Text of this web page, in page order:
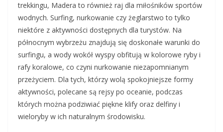
trekkingu, Madera to również raj dla miłośników sportów
wodnych. Surfing, nurkowanie czy żeglarstwo to tylko
niektóre z aktywności dostępnych dla turystów. Na
północnym wybrzeżu znajdują się doskonałe warunki do
surfingu, a wody wokół wyspy obfitują w kolorowe ryby i
rafy koralowe, co czyni nurkowanie niezapomnianym
przeżyciem. Dla tych, którzy wolą spokojniejsze formy
aktywności, polecane są rejsy po oceanie, podczas
których można podziwiać piękne klify oraz delfiny i
wieloryby w ich naturalnym środowisku.